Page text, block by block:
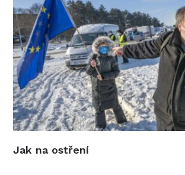
Jak na ostření